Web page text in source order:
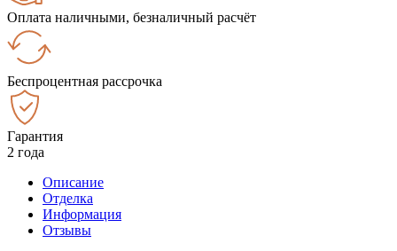
Оплата наличными, безналичный расчёт
Беспроцентная рассрочка
Гарантия
2 года
Описание
Отделка
Информация
Отзывы